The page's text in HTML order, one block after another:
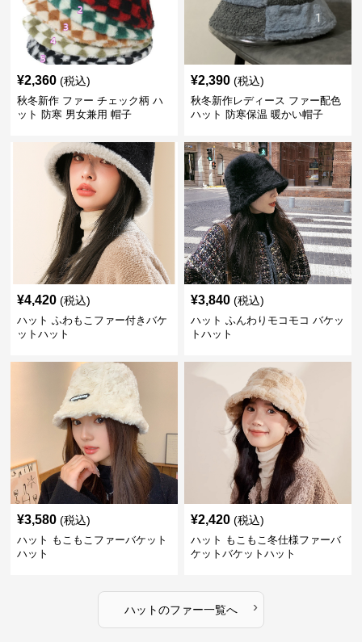
¥2,360 (税込)
秋冬新作 ファー チェック柄 ハ
ット 防寒 男女兼用 帽子
¥2,390 (税込)
秋冬新作レディース ファー配色
ハット 防寒保温 暖かい帽子
¥4,420 (税込)
ハット ふわもこファー付きバケ
ットハット
¥3,840 (税込)
ハット ふんわりモコモコ バケッ
トハット
¥3,580 (税込)
ハット もこもこファーバケット
ハット
¥2,420 (税込)
ハット もこもこ冬仕様ファーバ
ケットバケットハット
ハットのファー一覧へ ›